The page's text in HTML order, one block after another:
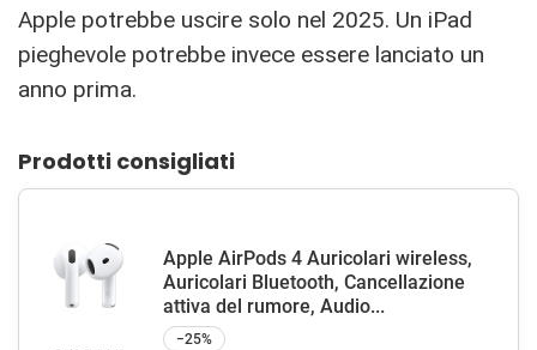
Apple potrebbe uscire solo nel 2025. Un iPad
pieghevole potrebbe invece essere lanciato un
anno prima.
Prodotti consigliati
Apple AirPods 4 Auricolari wireless,
Auricolari Bluetooth, Cancellazione
attiva del rumore, Audio...
−25%